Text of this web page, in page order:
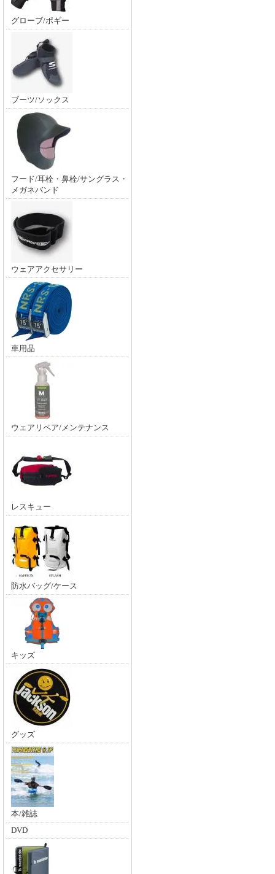
グローブ/ポギー
ブーツ/ソックス
フード/耳栓・鼻栓/サングラス・
メガネバンド
ウェアアクセサリー
車用品
ウェアリペア/メンテナンス
レスキュー
防水バッグ/ケース
キッズ
グッズ
本/雑誌
DVD